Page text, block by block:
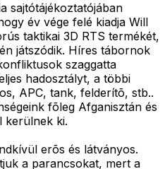
sajtótájékoztatójában
év vége felé kiadja Will
taktikai 3D RTS termékét,
játszódik. Híres tábornok
szaggatta
hadosztályt, a többi
APC, tank, felderítõ, stb..
fõleg Afganisztán és
kerülnek ki.
erõs és látványos.
a parancsokat, mert a